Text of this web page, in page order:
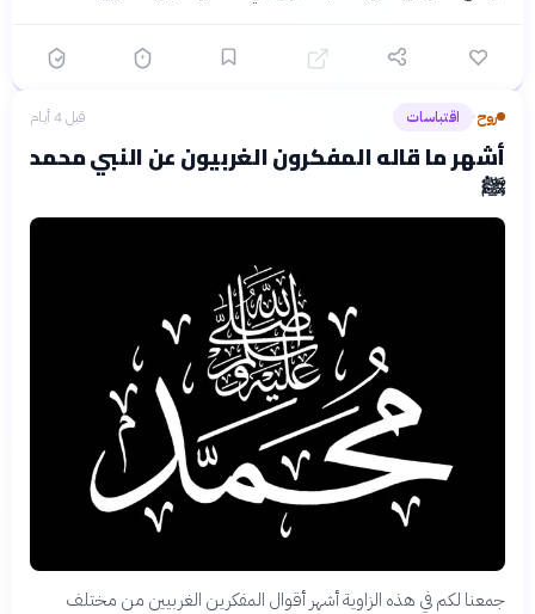
روح› اقتباسات قبل 4 أيام
أشهر ما قاله المفكرون الغربيون عن النبي محمد
ﷺ
جمعنا لكم في هذه الزاوية أشهر أقوال المفكرين الغربيين من مختلف